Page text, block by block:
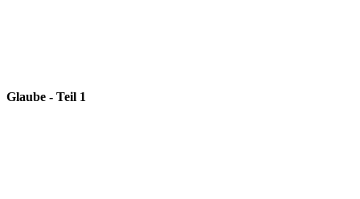
Glaube - Teil 1